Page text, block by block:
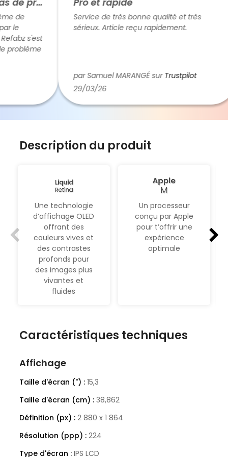
de
le
s'est
Service de très bonne qualité et très
sérieux. Article reçu rapidement.
29/03/26
par Samuel MARANGÉ surTrustpilot
Description du produit
Une technologie
d’affichage OLED
offrant des
couleurs vives et
des contrastes
profonds pour
des images plus
vivantes et
fluides
Un processeur
conçu par Apple
pour t’offrir une
expérience
optimale
Caractéristiques techniques
Affichage
Taille d'écran (") : 15,3
Taille d'écran (cm) : 38,862
Définition (px) : 2 880 x 1 864
Résolution (ppp) : 224
Type d'écran : IPS LCD